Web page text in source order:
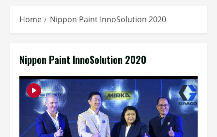
Home Nippon Paint InnoSolution 2020
Nippon Paint InnoSolution 2020